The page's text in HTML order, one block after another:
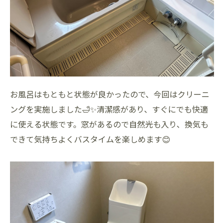
お風呂はもともと状態が良かったので、今回はクリーニ
ングを実施しました🛁✨清潔感があり、すぐにでも快適
に使える状態です。窓があるので自然光も入り、換気も
できて気持ちよくバスタイムを楽しめます😊